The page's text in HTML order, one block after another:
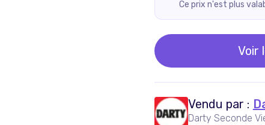
Ce prix n'est plus
Voir
Vendu par :
Darty Seconde